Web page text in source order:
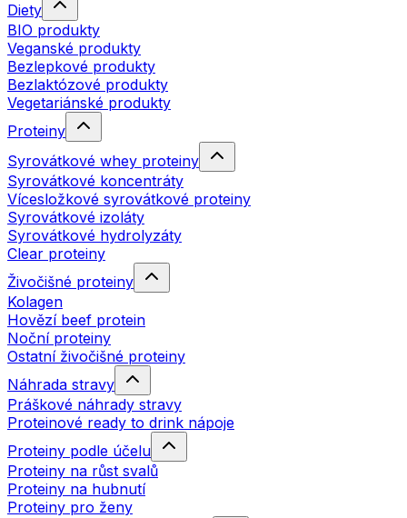
Diety
BIO produkty
Veganské produkty
Bezlepkové produkty
Bezlaktózové produkty
Vegetariánské produkty
Proteiny
Syrovátkové whey proteiny
Syrovátkové koncentráty
Vícesložkové syrovátkové proteiny
Syrovátkové izoláty
Syrovátkové hydrolyzáty
Clear proteiny
Živočišné proteiny
Kolagen
Hovězí beef protein
Noční proteiny
Ostatní živočišné proteiny
Náhrada stravy
Práškové náhrady stravy
Proteinové ready to drink nápoje
Proteiny podle účelu
Proteiny na růst svalů
Proteiny na hubnutí
Proteiny pro ženy